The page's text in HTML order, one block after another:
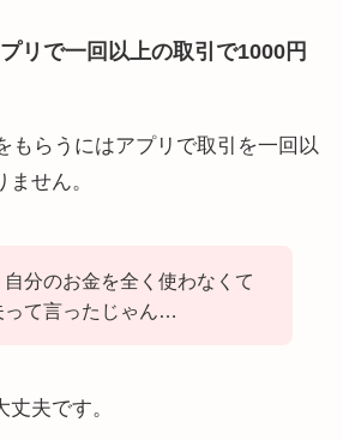
リで一回以上の取引で1000円
もらうにはアプリで取引を一回以
せん。
自分のお金を全く使わなくて
って言ったじゃん…
夫です。